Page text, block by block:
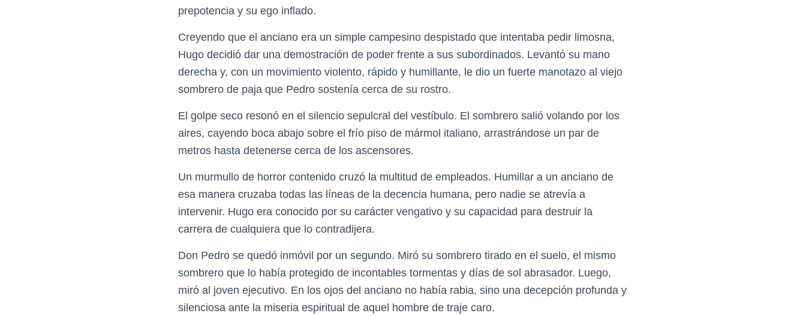
prepotencia y su ego inflado.
Creyendo que el anciano era un simple campesino despistado que intentaba pedir limosna,
Hugo decidió dar una demostración de poder frente a sus subordinados. Levantó su mano
derecha y, con un movimiento violento, rápido y humillante, le dio un fuerte manotazo al viejo
sombrero de paja que Pedro sostenía cerca de su rostro.
El golpe seco resonó en el silencio sepulcral del vestíbulo. El sombrero salió volando por los
aires, cayendo boca abajo sobre el frío piso de mármol italiano, arrastrándose un par de
metros hasta detenerse cerca de los ascensores.
Un murmullo de horror contenido cruzó la multitud de empleados. Humillar a un anciano de
esa manera cruzaba todas las líneas de la decencia humana, pero nadie se atrevía a
intervenir. Hugo era conocido por su carácter vengativo y su capacidad para destruir la
carrera de cualquiera que lo contradijera.
Don Pedro se quedó inmóvil por un segundo. Miró su sombrero tirado en el suelo, el mismo
sombrero que lo había protegido de incontables tormentas y días de sol abrasador. Luego,
miró al joven ejecutivo. En los ojos del anciano no había rabia, sino una decepción profunda y
silenciosa ante la miseria espiritual de aquel hombre de traje caro.